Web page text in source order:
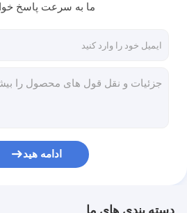
ما به سرعت پاسخ
ادامه هید
دسته بندی های ما